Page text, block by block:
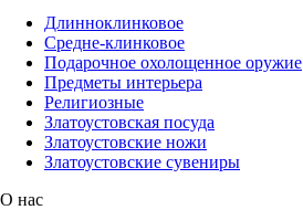
Длинноклинковое
Средне-клинковое
Подарочное охолощенное оружие
Предметы интерьера
Религиозные
Златоустовская посуда
Златоустовские ножи
Златоустовские сувениры
О нас